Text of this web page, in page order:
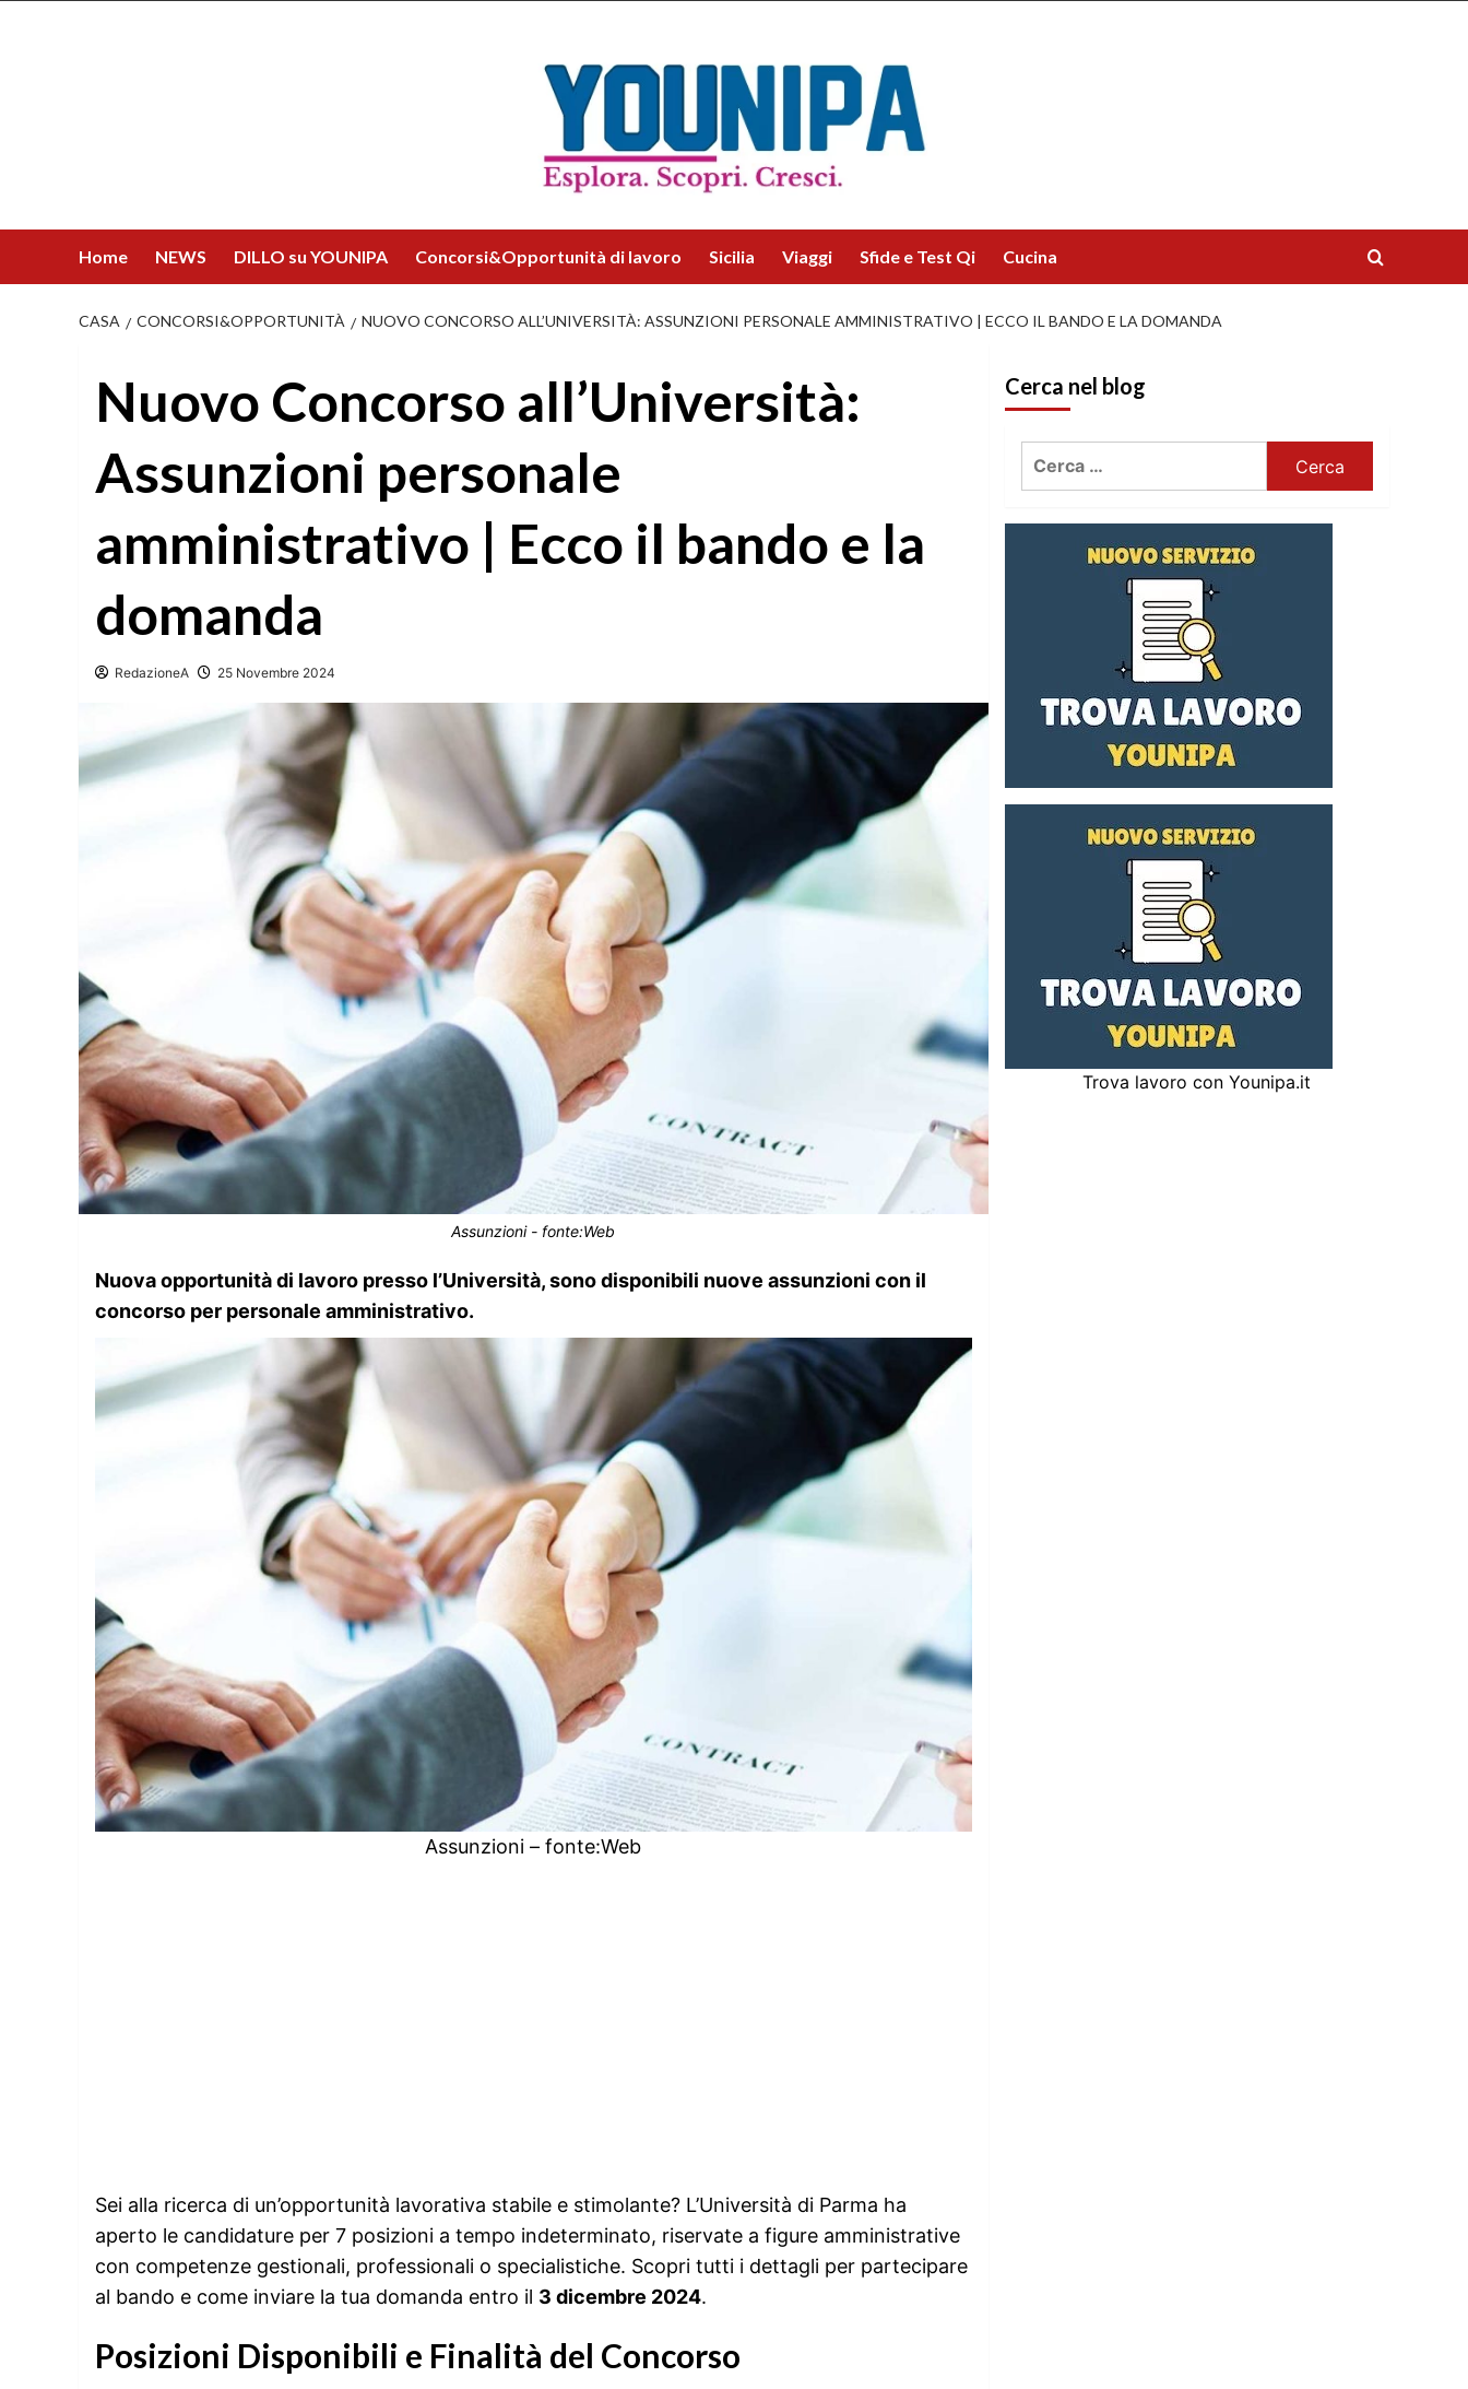
Home NEWS DILLO su YOUNIPA Concorsi&Opportunità di lavoro Sicilia Viaggi Sfide e Test Qi Cucina
CASA CONCORSI&OPPORTUNITÀ NUOVO CONCORSO ALL’UNIVERSITÀ: ASSUNZIONI PERSONALE AMMINISTRATIVO | ECCO IL BANDO E LA DOMANDA
Nuovo Concorso all’Università:
Assunzioni personale
amministrativo | Ecco il bando e la
domanda
RedazioneA 25 Novembre 2024
Assunzioni - fonte:Web
Nuova opportunità di lavoro presso l’Università, sono disponibili nuove assunzioni con il
concorso per personale amministrativo.
Assunzioni – fonte:Web
Sei alla ricerca di un’opportunità lavorativa stabile e stimolante? L’Università di Parma ha
aperto le candidature per 7 posizioni a tempo indeterminato, riservate a figure amministrative
con competenze gestionali, professionali o specialistiche. Scopri tutti i dettagli per partecipare
al bando e come inviare la tua domanda entro il 3 dicembre 2024.
Posizioni Disponibili e Finalità del Concorso
Cerca nel blog
Ricerca
Trova lavoro con Younipa.it